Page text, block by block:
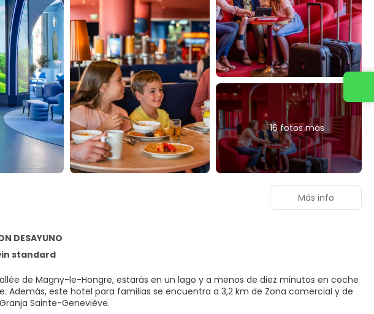
16 fotos más
DESAYUNO
standard
de Magny-le-Hongre, estarás en un lago y a menos de diez minutos en coche
Sainte-Geneviève.
Más info
Contacta con nosotros